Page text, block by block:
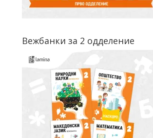
Вежбанки за 2 одделение